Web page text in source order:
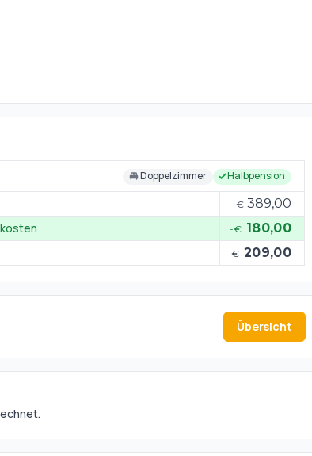
bequem in die bayerische Landeshauptstadt mit
Highlights, z.B. der Marienplatz und die Innenstadt mit
Hellabrunn, Schloss
Doppelzimmer Halbpension
€ 389,00
-€ 180,00
€ 209,00
Übersicht